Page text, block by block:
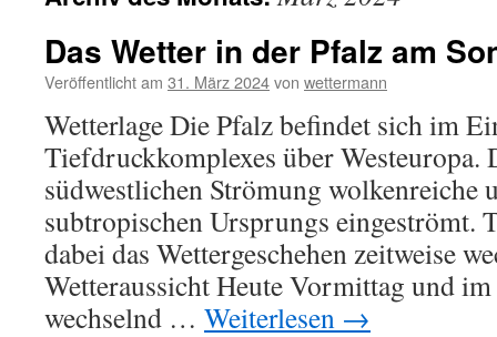
Das Wetter in der Pfalz am
Veröffentlicht am 31. März 2024von wettermann
Wetterlage Die Pfalz befindet sich im
Tiefdruckkomplexes über Westeuropa.
südwestlichen Strömung wolkenreiche
subtropischen Ursprungs eingeströmt.
dabei das Wettergeschehen zeitweise
Wetteraussicht Heute Vormittag und
wechselnd … Weiterlesen →